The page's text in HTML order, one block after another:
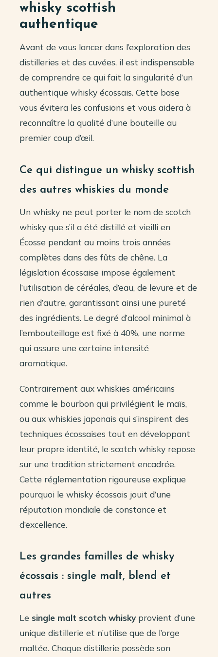
whisky scottish
authentique
Avant de vous lancer dans l’exploration des
distilleries et des cuvées, il est indispensable
de comprendre ce qui fait la singularité d’un
authentique whisky écossais. Cette base
vous évitera les confusions et vous aidera à
reconnaître la qualité d’une bouteille au
premier coup d’œil.
Ce qui distingue un whisky scottish
des autres whiskies du monde
Un whisky ne peut porter le nom de scotch
whisky que s’il a été distillé et vieilli en
Écosse pendant au moins trois années
complètes dans des fûts de chêne. La
législation écossaise impose également
l’utilisation de céréales, d’eau, de levure et de
rien d’autre, garantissant ainsi une pureté
des ingrédients. Le degré d’alcool minimal à
l’embouteillage est fixé à 40%, une norme
qui assure une certaine intensité
aromatique.
Contrairement aux whiskies américains
comme le bourbon qui privilégient le maïs,
ou aux whiskies japonais qui s’inspirent des
techniques écossaises tout en développant
leur propre identité, le scotch whisky repose
sur une tradition strictement encadrée.
Cette réglementation rigoureuse explique
pourquoi le whisky écossais jouit d’une
réputation mondiale de constance et
d’excellence.
Les grandes familles de whisky
écossais : single malt, blend et
autres
Le single malt scotch whiskyprovient d’une
unique distillerie et n’utilise que de l’orge
maltée. Chaque distillerie possède son